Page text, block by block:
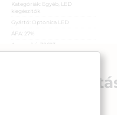
Kategóriák: Egyéb, LED
kiegészítők
Gyártó: Optonica LED
ÁFA: 27%
Azonosító:
38623